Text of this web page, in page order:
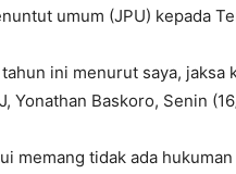
umum (JPU) kepada
ini menurut saya, jaksa
Yonathan Baskoro, Senin
memang tidak ada